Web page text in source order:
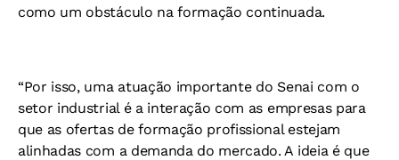
como um obstáculo na formação continuada.
“Por isso, uma atuação importante do Senai com o
setor industrial é a interação com as empresas para
que as ofertas de formação profissional estejam
alinhadas com a demanda do mercado. A ideia é que